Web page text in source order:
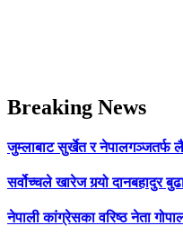
Breaking News
जुम्लाबाट सुर्खेत र नेपालगञ्जतर्फ
सर्वोच्चले खारेज गर्‍यो दानबहादुर
नेपाली कांग्रेसका वरिष्ठ नेता